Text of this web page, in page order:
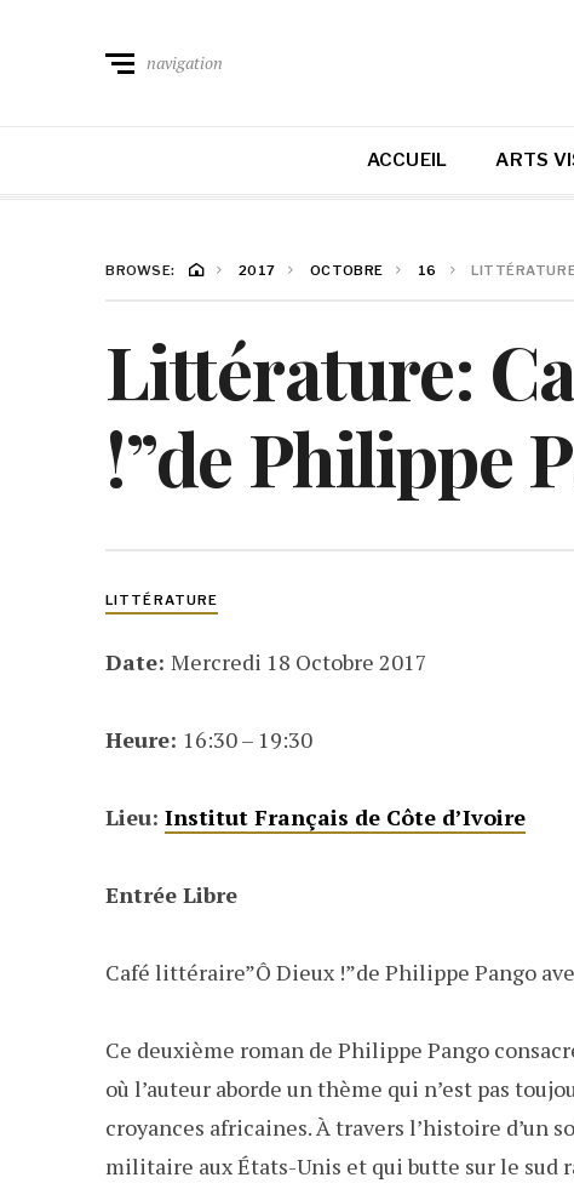
navigation
ACCUEIL ARTS
BROWSE: 2017 OCTOBRE 16
Littérature:
!”de Philippe
LITTÉRATURE
Date: Mercredi 18 Octobre 2017
Heure: 16:30 – 19:30
Lieu: Institut Français de Côte d’Ivoire
Entrée Libre
Café littéraire”Ô Dieux !”de Philippe Pango
Ce deuxième roman de Philippe Pango
où l’auteur aborde un thème qui n’est pas
croyances africaines. À travers l’histoire d’un
militaire aux États-Unis et qui butte sur le sud